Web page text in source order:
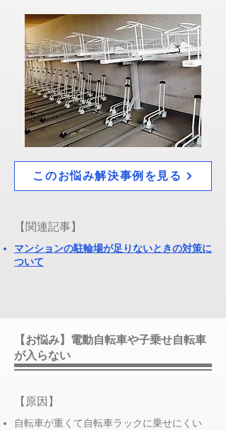
このお悩み解決事例を見る
​【関連記事】
マンションの駐輪場が足りないときの対策に
ついて
【お悩み】電動自転車や子乗せ自転車
が入らない
​【原因】
自転車が重くて自転車ラックに乗せにくい